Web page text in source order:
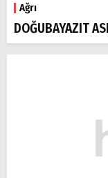
Ağrı
DOĞUBAYAZIT